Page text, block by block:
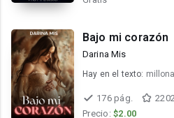
Bajo mi corazón
Darina Mis
Hay en el texto:
176 pág.
Precio: $2.00